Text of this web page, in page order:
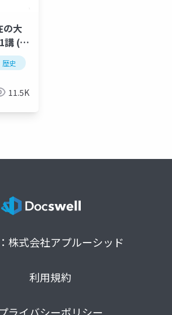
の大
講 (最
」史
歴史
11.5K
株式会社アプルーシッド
利用規約
ライバシーポリシー